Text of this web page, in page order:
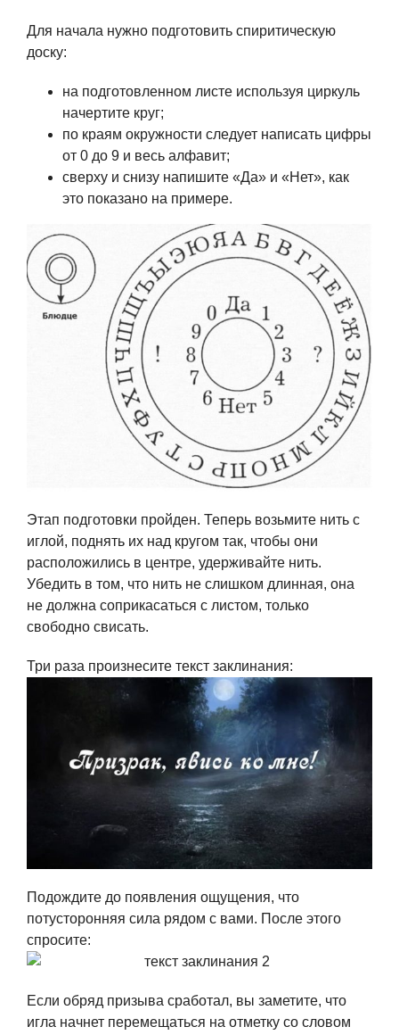
Для начала нужно подготовить спиритическую
доску:
на подготовленном листе используя циркуль
начертите круг;
по краям окружности следует написать цифры
от 0 до 9 и весь алфавит;
сверху и снизу напишите «Да» и «Нет», как
это показано на примере.
Этап подготовки пройден. Теперь возьмите нить с
иглой, поднять их над кругом так, чтобы они
расположились в центре, удерживайте нить.
Убедить в том, что нить не слишком длинная, она
не должна соприкасаться с листом, только
свободно свисать.
Три раза произнесите текст заклинания:
Подождите до появления ощущения, что
потусторонняя сила рядом с вами. После этого
спросите:
Если обряд призыва сработал, вы заметите, что
игла начнет перемещаться на отметку со словом